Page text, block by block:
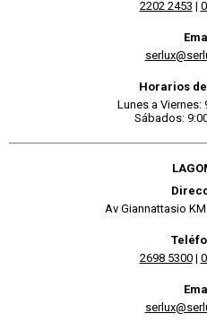
2202 2453 |
Horarios
Lunes a Viernes:
Sábados:
Av Giannattasio
2698 5300|